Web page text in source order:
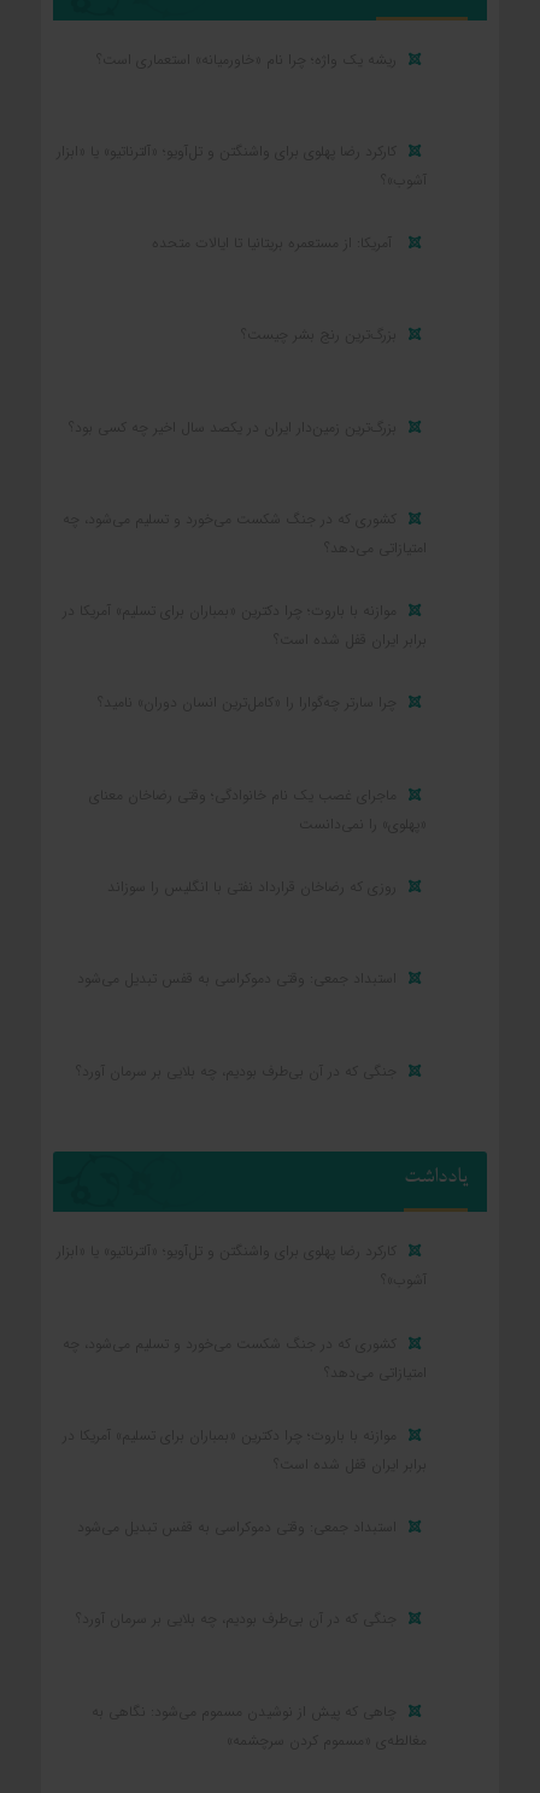
ریشه یک واژه؛ چرا نام «خاورمیانه» استعماری است؟
آمریکا: از مستعمره بریتانیا تا ایالات متحده
بزرگ‌ترین رنج بشر چیست؟
بزرگ‌ترین زمین‌دار ایران در یکصد سال اخیر چه کسی بود؟
کشوری که در جنگ شکست می‌خورد و تسلیم می‌شود، چه
امتیازاتی می‌دهد؟
موازنه با باروت؛ چرا دکترین «بمباران برای تسلیم» آمریکا در
چرا سارتر چه‌گوارا را «کامل‌ترین انسان دوران» نامید؟
ماجرای غصب یک نام خانوادگی؛ وقتی رضاخان معنای
«پهلوی» را نمی‌دانست
جنگی که در آن بی‌طرف بودیم، چه بلایی بر سرمان آورد؟
یادداشت
کشوری که در جنگ شکست می‌خورد و تسلیم می‌شود، چه
امتیازاتی می‌دهد؟
موازنه با باروت؛ چرا دکترین «بمباران برای تسلیم» آمریکا در
جنگی که در آن بی‌طرف بودیم، چه بلایی بر سرمان آورد؟
چاهی که پیش از نوشیدن مسموم می‌شود: نگاهی به
مغالطه‌ی «مسموم کردن سرچشمه»